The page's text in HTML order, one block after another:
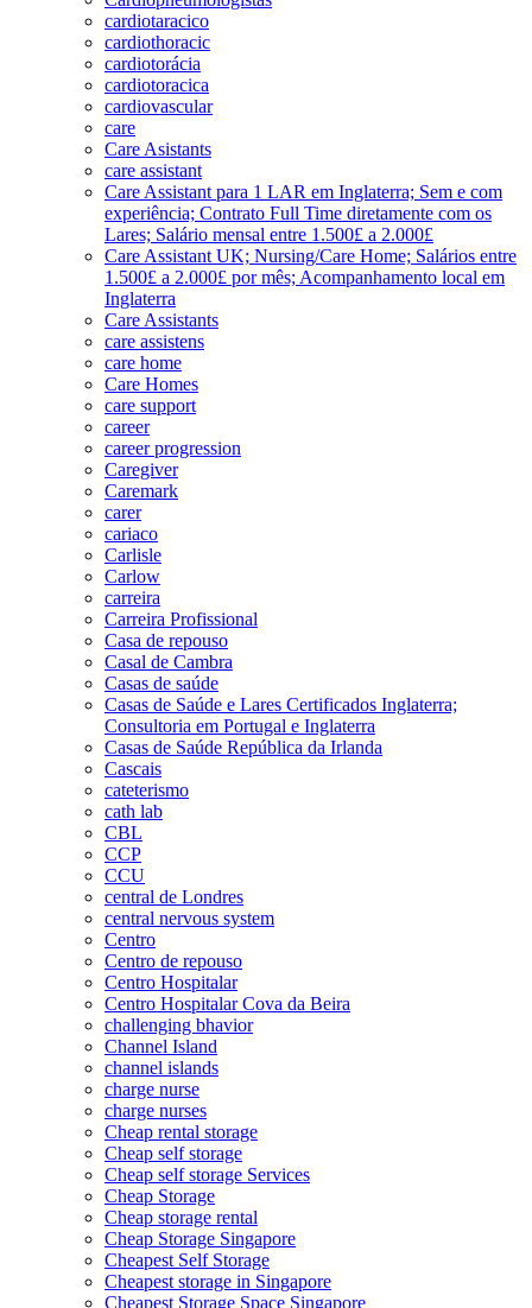
cardiotaracico
cardiothoracic
cardiotorácia
cardiotoracica
cardiovascular
care
Care Asistants
care assistant
Care Assistant para 1 LAR em Inglaterra; Sem e com
experiência; Contrato Full Time diretamente com os
Lares; Salário mensal entre 1.500£ a 2.000£
Care Assistant UK; Nursing/Care Home; Salários entre
1.500£ a 2.000£ por mês; Acompanhamento local em
Inglaterra
Care Assistants
care assistens
care home
Care Homes
care support
career
career progression
Caregiver
Caremark
carer
cariaco
Carlisle
Carlow
carreira
Carreira Profissional
Casa de repouso
Casal de Cambra
Casas de saúde
Casas de Saúde e Lares Certificados Inglaterra;
Consultoria em Portugal e Inglaterra
Casas de Saúde República da Irlanda
Cascais
cateterismo
cath lab
CBL
CCP
CCU
central de Londres
central nervous system
Centro
Centro de repouso
Centro Hospitalar
Centro Hospitalar Cova da Beira
challenging bhavior
Channel Island
channel islands
charge nurse
charge nurses
Cheap rental storage
Cheap self storage
Cheap self storage Services
Cheap Storage
Cheap storage rental
Cheap Storage Singapore
Cheapest Self Storage
Cheapest storage in Singapore
Cheapest Storage Space Singapore